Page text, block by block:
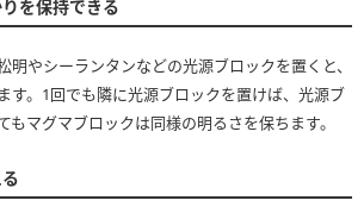
を保持できる
明やシーランタンなどの光源ブロックを置くと、
す。1回でも隣に光源ブロックを置けば、光源ブ
もマグマブロックは同様の明るさを保ちます。